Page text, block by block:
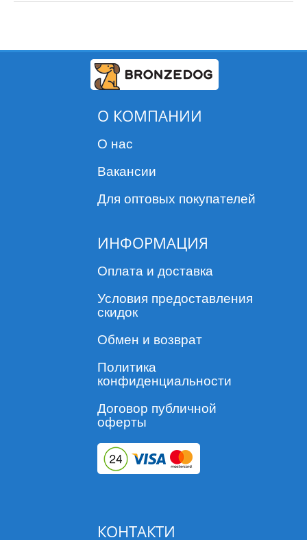
О КОМПАНИИ
О нас
Вакансии
Для оптовых покупателей
ИНФОРМАЦИЯ
Оплата и доставка
Условия предоставления
скидок
Обмен и возврат
Политика
конфиденциальности
Договор публичной
оферты
КОНТАКТИ